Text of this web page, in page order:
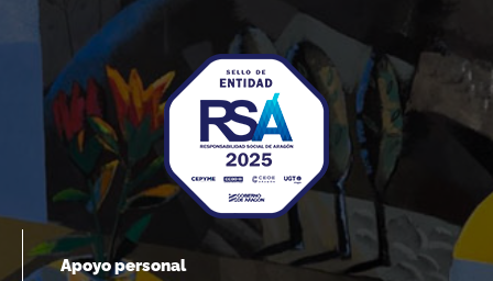
Apoyo personal